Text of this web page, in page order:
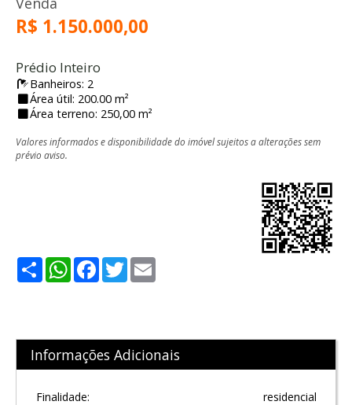
R$ 1.150.000,00
Prédio Inteiro
Banheiros: 2
Área útil: 200.00 m²
Área terreno: 250,00 m²
Valores informados e disponibilidade do imóvel sujeitos a alterações sem
prévio aviso.
ShareWhatsApp
Facebook
Twitter
Informações Adicionais
Finalidade: residencial